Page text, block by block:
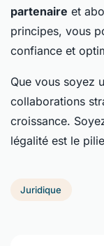
partenaire et
principes, vous
confiance et
Que vous soyez
collaborations
croissance.
légalité est le
Juridique